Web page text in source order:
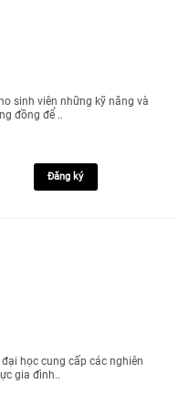
sinh viên những kỹ năng và
đồng để ..
Đăng ký
học cung cấp các nghiên
gia đình..